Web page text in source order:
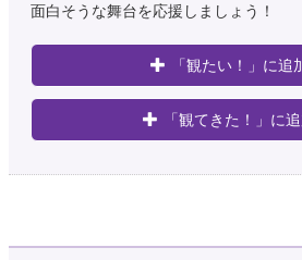
面白そうな舞台を応援しましょう！
「観たい！」に追
「観てきた！」に